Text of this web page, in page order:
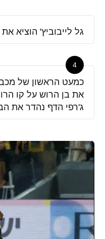
גל לייבוביץ' הוציא
4
כמעט הראשון של
את בן הרוש על קו
ג'רפי הדף נהדר את